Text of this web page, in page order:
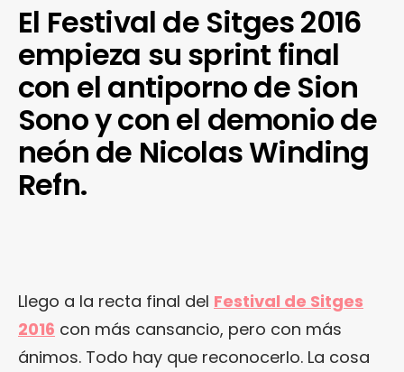
El Festival de Sitges 2016
empieza su sprint final
con el antiporno de Sion
Sono y con el demonio de
neón de Nicolas Winding
Refn.
Llego a la recta final del Festival de Sitges
2016 con más cansancio, pero con más
ánimos. Todo hay que reconocerlo. La cosa